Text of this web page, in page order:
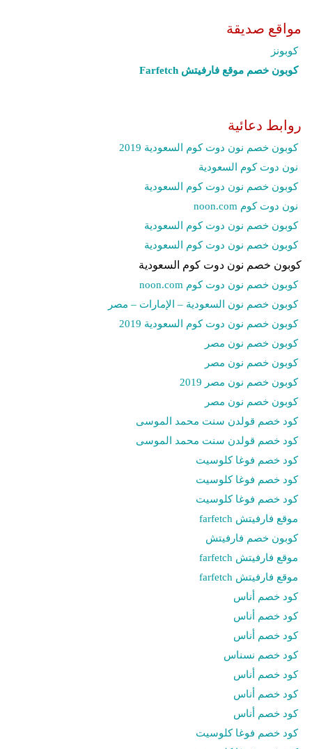
مواقع صديقة
كوبونز
كوبون خصم موقع فارفيتش Farfetch‎
روابط دعائية
كوبون خصم نون دوت كوم السعودية 2019
نون دوت كوم السعودية
كوبون خصم نون دوت كوم السعودية
نون دوت كوم noon.com
كوبون خصم نون دوت كوم السعودية
كوبون خصم نون دوت كوم السعودية
كوبون خصم نون دوت كوم السعودية
كوبون خصم نون دوت كوم noon.com
كوبون خصم نون السعودية – الإمارات – مصر
كوبون خصم نون دوت كوم السعودية 2019
كوبون خصم نون مصر
كوبون خصم نون مصر
كوبون خصم نون مصر 2019
كوبون خصم نون مصر
كود خصم قولدن سنت محمد الموسى
كود خصم قولدن سنت محمد الموسى
كود خصم فوغا كلوسيت
كود خصم فوغا كلوسيت
كود خصم فوغا كلوسيت
موقع فارفيتش farfetch
كوبون خصم فارفيتش
موقع فارفيتش farfetch
موقع فارفيتش farfetch
كود خصم أناس
كود خصم أناس
كود خصم أناس
كود خصم نسناس
كود خصم أناس
كود خصم أناس
كود خصم أناس
كود خصم فوغا كلوسيت